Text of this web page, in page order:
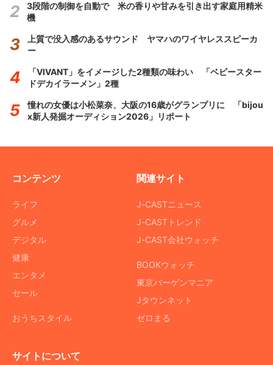
3段階の制御を自動で 米の香りや甘みを引き出す家庭用精米
機
上質で没入感のあるサウンド ヤマハのワイヤレススピーカ
ー
「VIVANT」をイメージした2種類の味わい 「ベビースター
ドデカイラーメン」2種
憧れの女優は小松菜奈、大阪の16歳がグランプリに 「bijou
x新人発掘オーディション2026」リポート
コンテンツ
ライフ
グルメ
デジタル
健康
エンタメ
セール
おうちスタイル
関連サイト
J-CASTニュース
J-CASTトレンド
J-CAST会社ウォッチ
BOOKウォッチ
東京バーゲンマニア
Jタウンネット
ゼロまる
サイトについて